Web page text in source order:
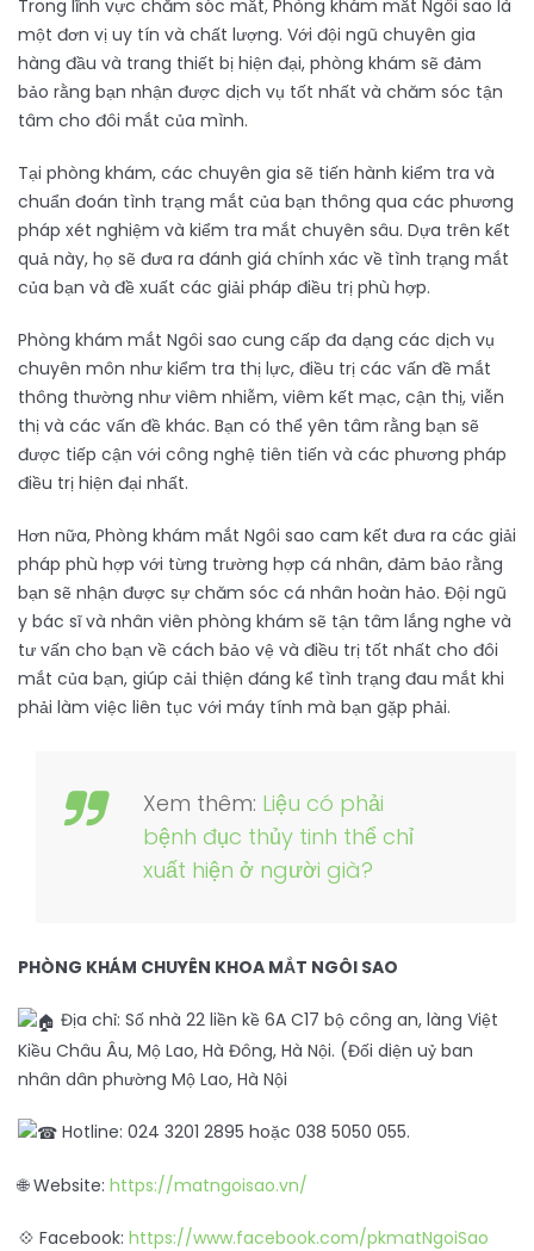
Trong lĩnh vực chăm sóc mắt, Phòng khám mắt Ngôi sao là
một đơn vị uy tín và chất lượng. Với đội ngũ chuyên gia
hàng đầu và trang thiết bị hiện đại, phòng khám sẽ đảm
bảo rằng bạn nhận được dịch vụ tốt nhất và chăm sóc tận
tâm cho đôi mắt của mình.
Tại phòng khám, các chuyên gia sẽ tiến hành kiểm tra và
chuẩn đoán tình trạng mắt của bạn thông qua các phương
pháp xét nghiệm và kiểm tra mắt chuyên sâu. Dựa trên kết
quả này, họ sẽ đưa ra đánh giá chính xác về tình trạng mắt
của bạn và đề xuất các giải pháp điều trị phù hợp.
Phòng khám mắt Ngôi sao cung cấp đa dạng các dịch vụ
chuyên môn như kiểm tra thị lực, điều trị các vấn đề mắt
thông thường như viêm nhiễm, viêm kết mạc, cận thị, viễn
thị và các vấn đề khác. Bạn có thể yên tâm rằng bạn sẽ
được tiếp cận với công nghệ tiên tiến và các phương pháp
điều trị hiện đại nhất.
Hơn nữa, Phòng khám mắt Ngôi sao cam kết đưa ra các giải
pháp phù hợp với từng trường hợp cá nhân, đảm bảo rằng
bạn sẽ nhận được sự chăm sóc cá nhân hoàn hảo. Đội ngũ
y bác sĩ và nhân viên phòng khám sẽ tận tâm lắng nghe và
tư vấn cho bạn về cách bảo vệ và điều trị tốt nhất cho đôi
mắt của bạn, giúp cải thiện đáng kể tình trạng đau mắt khi
phải làm việc liên tục với máy tính mà bạn gặp phải.
Xem thêm: Liệu có phải
bệnh đục thủy tinh thể chỉ
xuất hiện ở người già?
PHÒNG KHÁM CHUYÊN KHOA MẮT NGÔI SAO
Địa chỉ: Số nhà 22 liền kề 6A C17 bộ công an, làng Việt
Kiều Châu Âu, Mộ Lao, Hà Đông, Hà Nội. (Đối diện uỷ ban
nhân dân phường Mộ Lao, Hà Nội
Hotline: 024 3201 2895 hoặc 038 5050 055.
🌐 Website: https://matngoisao.vn/
💠 Facebook: https://www.facebook.com/pkmatNgoiSao